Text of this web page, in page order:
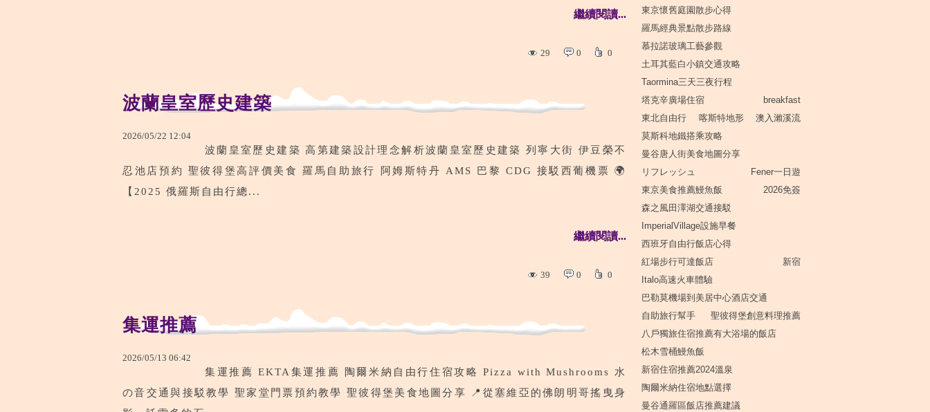
繼續閱讀...
29 0 0
波蘭皇室歷史建築
2026/05/22 12:04
波蘭皇室歷史建築 高第建築設計理念解析波蘭皇室歷史建築 列寧大街 伊豆榮不
忍池店預約 聖彼得堡高評價美食 羅馬自助旅行 阿姆斯特丹 AMS 巴黎 CDG 接駁西葡機票 🌍
【2025 俄羅斯自由行總...
繼續閱讀...
39 0 0
集運推薦
2026/05/13 06:42
集運推薦 EKTA集運推薦 陶爾米納自由行住宿攻略 Pizza with Mushrooms 水
の音交通與接駁教學 聖家堂門票預約教學 聖彼得堡美食地圖分享 📍從塞維亞的佛朗明哥搖曳身
東京懷舊庭園散步心得
羅馬經典景點散步路線
慕拉諾玻璃工藝參觀
土耳其藍白小鎮交通攻略
Taormina三天三夜行程
塔克辛廣場住宿
breakfast
東北自由行
喀斯特地形
澳入瀨溪流
莫斯科地鐵搭乘攻略
曼谷唐人街美食地圖分享
リフレッシュ
Fener一日遊
東京美食推薦鰻魚飯
2026免簽
森之風田澤湖交通接駁
ImperialVillage設施早餐
西班牙自由行飯店心得
紅場步行可達飯店
新宿
Italo高速火車體驗
巴勒莫機場到美居中心酒店交通
自助旅行幫手
聖彼得堡創意料理推薦
八戶獨旅住宿推薦有大浴場的飯店
松木雪桶鰻魚飯
新宿住宿推薦2024溫泉
陶爾米納住宿地點選擇
曼谷通羅區飯店推薦建議